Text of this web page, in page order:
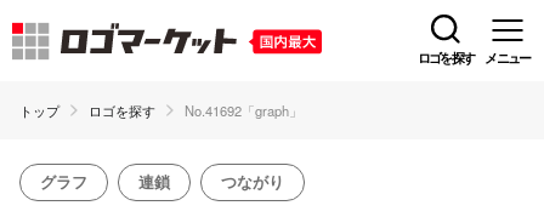
ロゴを探す メニュー
トップ ロゴを探す No.41692「graph」
グラフ 連鎖 つながり